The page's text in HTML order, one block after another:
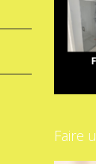
Faire